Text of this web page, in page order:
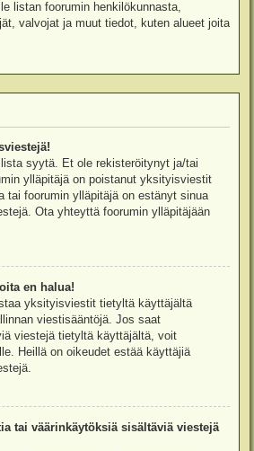
listan foorumin henkilökunnasta,
valvojat ja muut tiedot, kuten alueet joita
syytä. Et ole rekisteröitynyt ja/tai
ylläpitäjä on poistanut yksityisviestit
tai foorumin ylläpitäjä on estänyt sinua
Ota yhteyttä foorumin ylläpitäjään
en halua!
yksityisviestit tietyltä käyttäjältä
viestisääntöjä. Jos saat
viestejä tietyltä käyttäjältä, voit
Heillä on oikeudet estää käyttäjiä
tai väärinkäytöksiä sisältäviä viestejä